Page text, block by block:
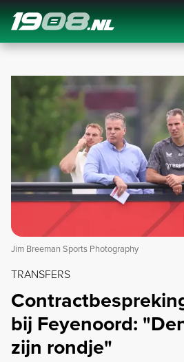
Navigation
Jim Breeman Sports Photography
TRANSFERS
bij Feyenoord:
zijn rondje"